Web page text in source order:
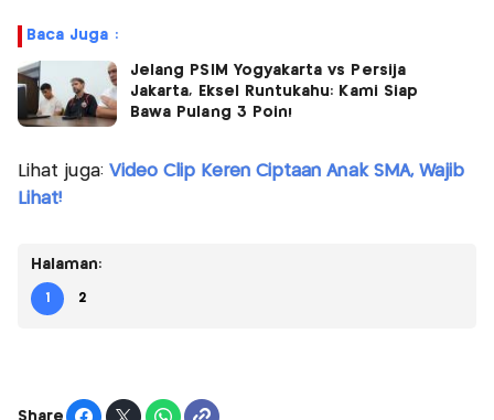
Baca Juga :
Jelang PSIM Yogyakarta vs Persija
Jakarta, Eksel Runtukahu: Kami Siap
Bawa Pulang 3 Poin!
Lihat juga: Video Clip Keren Ciptaan Anak SMA, Wajib
Lihat!
Halaman:
1 2
Share